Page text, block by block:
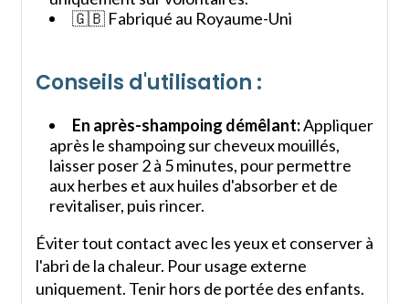
🇬🇧 Fabriqué au Royaume-Uni
Conseils d'utilisation :
En après-shampoing démêlant:Appliquer
après le shampoing sur cheveux mouillés,
laisser poser 2 à 5 minutes, pour permettre
aux herbes et aux huiles d'absorber et de
revitaliser, puis rincer.
Éviter tout contact avec les yeux et conserver à
l'abri de la chaleur. Pour usage externe
uniquement. Tenir hors de portée des enfants.